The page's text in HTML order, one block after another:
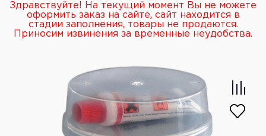
Здравствуйте! На текущий момент Вы не можете
оформить заказ на сайте, сайт находится в
стадии заполнения, товары не продаются.
Приносим извинения за временные неудобства.